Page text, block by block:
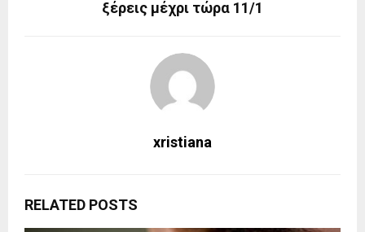
ξέρεις μέχρι τώρα 11/1
xristiana
RELATED POSTS